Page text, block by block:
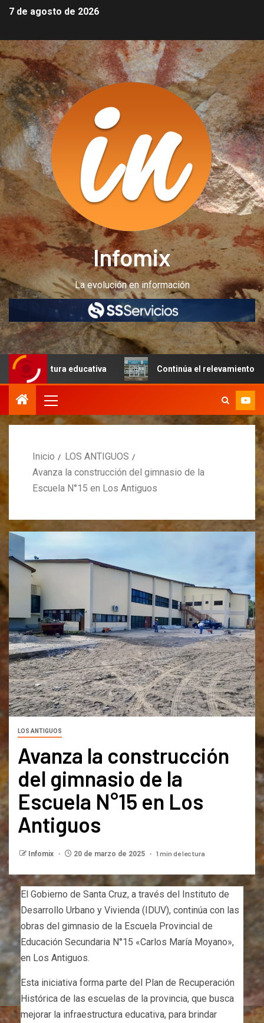
7 de agosto de 2026
Infomix
La evolución en información
educativa Continúa el relevamiento técnico en
Inicio
LOS ANTIGUOS
Avanza la construcción del gimnasio de la
Escuela N°15 en Los Antiguos
LOS ANTIGUOS
Avanza la construcción
del gimnasio de la
Escuela N°15 en Los
Antiguos
Infomix 20 de marzo de 2025 1 min de lectura
El Gobierno de Santa Cruz, a través del Instituto de
Desarrollo Urbano y Vivienda (IDUV), continúa con las
obras del gimnasio de la Escuela Provincial de
Educación Secundaria N°15 «Carlos María Moyano»,
en Los Antiguos.
Esta iniciativa forma parte del Plan de Recuperación
Histórica de las escuelas de la provincia, que busca
mejorar la infraestructura educativa, para brindar